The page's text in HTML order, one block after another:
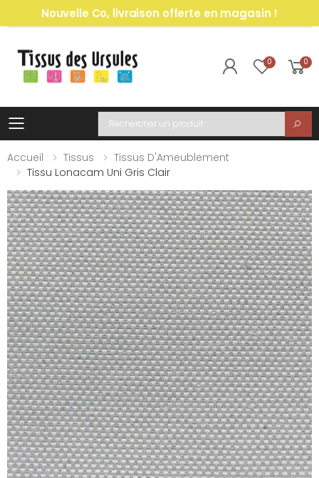
Nouvelle Co, livraison offerte en magasin !
0 0
Toggle mobile menu
Recherche
Accueil
Tissus
Tissus D'Ameublement
Tissu Lonacam Uni Gris Clair